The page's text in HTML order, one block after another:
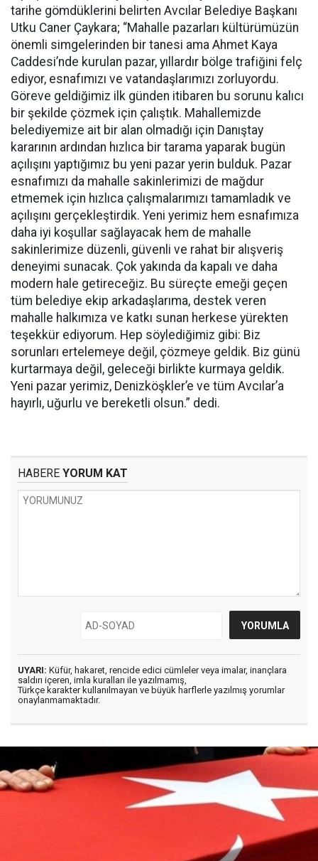
tarihe gömdüklerini belirten Avcılar Belediye Başkanı
Utku Caner Çaykara; “Mahalle pazarları kültürümüzün
önemli simgelerinden bir tanesi ama Ahmet Kaya
Caddesi’nde kurulan pazar, yıllardır bölge trafiğini felç
ediyor, esnafımızı ve vatandaşlarımızı zorluyordu.
Göreve geldiğimiz ilk günden itibaren bu sorunu kalıcı
bir şekilde çözmek için çalıştık. Mahallemizde
belediyemize ait bir alan olmadığı için Danıştay
kararının ardından hızlıca bir tarama yaparak bugün
açılışını yaptığımız bu yeni pazar yerin bulduk. Pazar
esnafımızı da mahalle sakinlerimizi de mağdur
etmemek için hızlıca çalışmalarımızı tamamladık ve
açılışını gerçekleştirdik. Yeni yerimiz hem esnafımıza
daha iyi koşullar sağlayacak hem de mahalle
sakinlerimize düzenli, güvenli ve rahat bir alışveriş
deneyimi sunacak. Çok yakında da kapalı ve daha
modern hale getireceğiz. Bu süreçte emeği geçen
tüm belediye ekip arkadaşlarıma, destek veren
mahalle halkımıza ve katkı sunan herkese yürekten
teşekkür ediyorum. Hep söylediğimiz gibi: Biz
sorunları ertelemeye değil, çözmeye geldik. Biz günü
kurtarmaya değil, geleceği birlikte kurmaya geldik.
Yeni pazar yerimiz, Denizköşkler’e ve tüm Avcılar’a
hayırlı, uğurlu ve bereketli olsun.” dedi.
HABERE YORUM KAT
UYARI: Küfür, hakaret, rencide edici cümleler veya imalar, inançlara
saldırı içeren, imla kuralları ile yazılmamış,
Türkçe karakter kullanılmayan ve büyük harflerle yazılmış yorumlar
onaylanmamaktadır.